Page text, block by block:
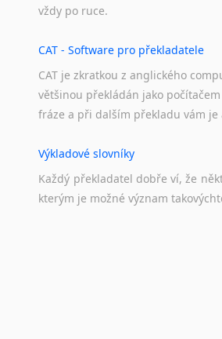
vždy po ruce.
CAT - Software pro překladatele
CAT je zkratkou z anglického
většinou překládán jako
fráze a při dalším překladu vám
Výkladové slovníky
Každý překladatel dobře ví, že
kterým je možné význam